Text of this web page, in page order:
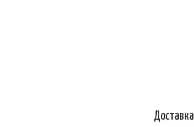
Доставка